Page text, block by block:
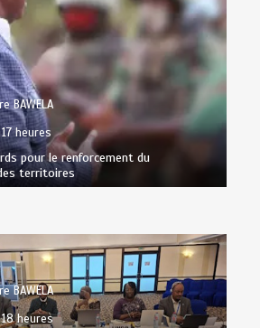
BAWELA
heures
pour le renforcement du
territoires
BAWELA
heures